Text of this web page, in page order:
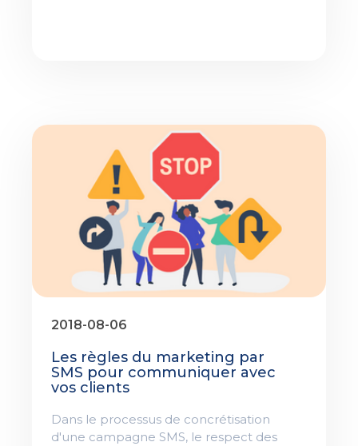
2018-08-06
Les règles du marketing par
SMS pour communiquer avec
vos clients
Dans le processus de concrétisation
d'une campagne SMS, le respect des